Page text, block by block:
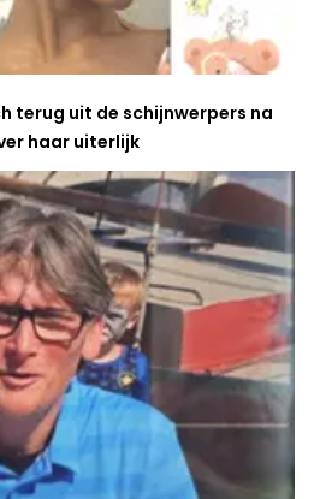
terug uit de schijnwerpers na
haar uiterlijk